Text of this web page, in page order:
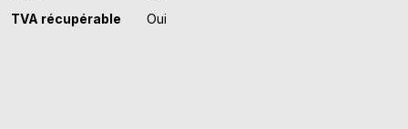
TVA récupérable
Oui